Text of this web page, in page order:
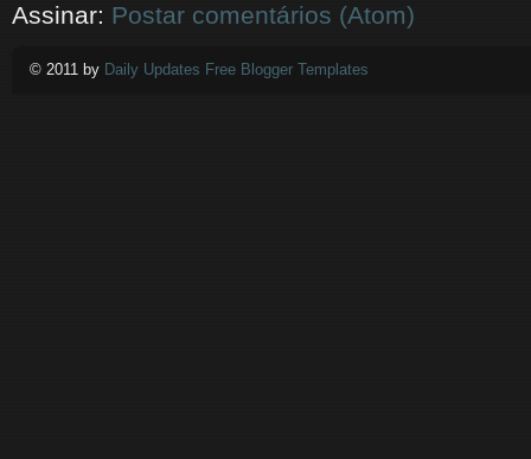
Assinar: Postar comentários (Atom)
© 2011 by Daily Updates Free Blogger Templates